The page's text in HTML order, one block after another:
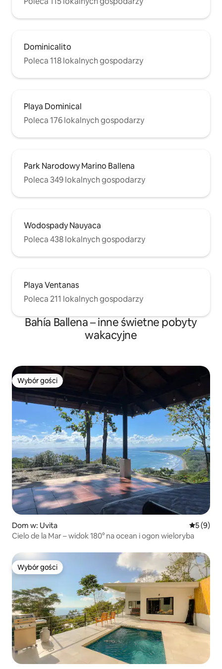
Dominicalito
Poleca 118 lokalnych gospodarzy
Playa Dominical
Poleca 176 lokalnych gospodarzy
Park Narodowy Marino Ballena
Poleca 349 lokalnych gospodarzy
Wodospady Nauyaca
Poleca 438 lokalnych gospodarzy
Playa Ventanas
Poleca 211 lokalnych gospodarzy
Bahía Ballena – inne świetne pobyty
wakacyjne
Wybór gości
Wybór gości
Dom w: Uvita Średnia
5 (9)
Cielo de la Mar – widok 180° na ocean i ogon wieloryba
Wybór gości
Wybór gości